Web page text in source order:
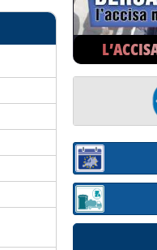
Sezione:
Sezione: